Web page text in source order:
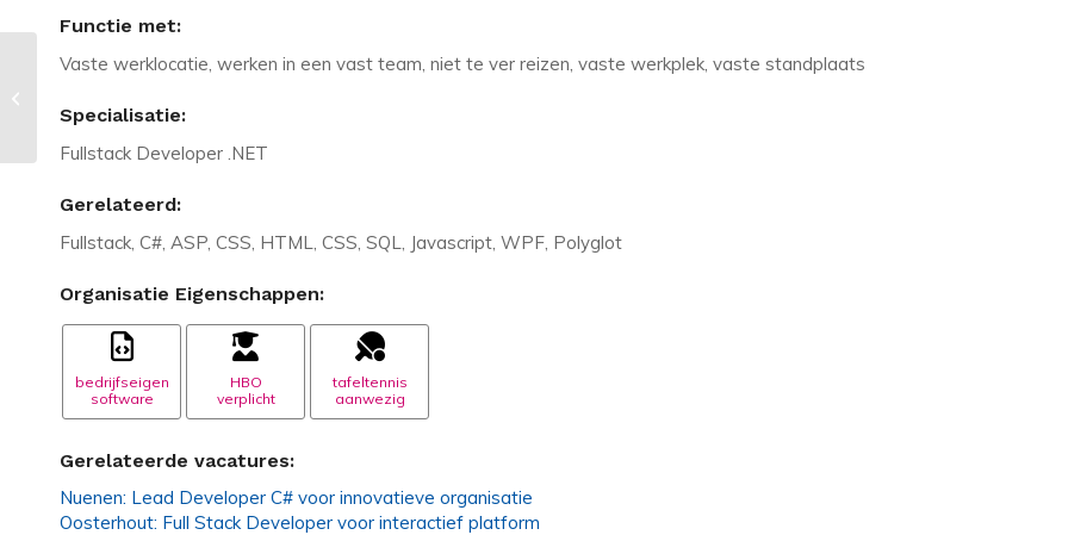
Functie met:
Vaste werklocatie, werken in een vast team, niet te ver reizen, vaste werkplek, vaste standplaats
Specialisatie:
Fullstack Developer .NET
Gerelateerd:
Fullstack, C#, ASP, CSS, HTML, CSS, SQL, Javascript, WPF, Polyglot
Organisatie Eigenschappen:
bedrijfseigen
software
HBO
verplicht
tafeltennis
aanwezig
Gerelateerde vacatures:
Nuenen: Lead Developer C# voor innovatieve organisatie
Oosterhout: Full Stack Developer voor interactief platform
Vacature in Groningen: Ruby
wonen in Gelder...